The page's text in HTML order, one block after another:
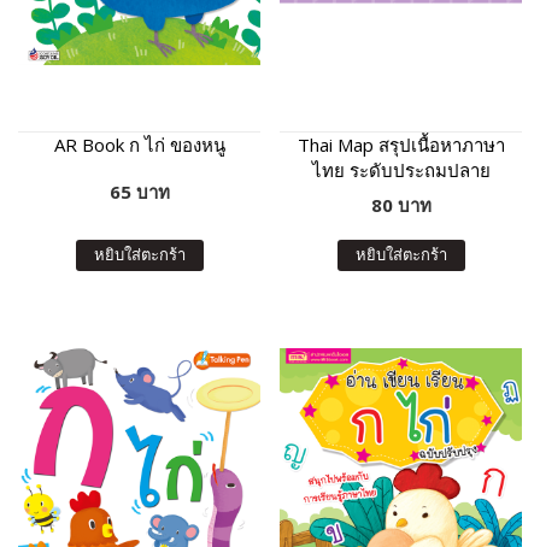
AR Book ก ไก่ ของหนู
65 บาท
หยิบใส่ตะกร้า
Thai Map สรุปเนื้อหาภาษา
ไทย ระดับประถมปลาย
80 บาท
หยิบใส่ตะกร้า